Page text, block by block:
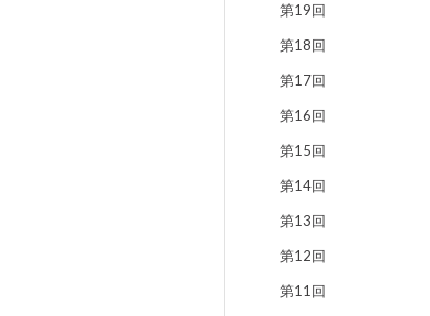
第19回
第18回
第17回
第16回
第15回
第14回
第13回
第12回
第11回